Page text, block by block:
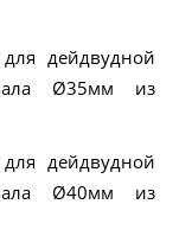
дейдвудной
Ø35мм из
дейдвудной
Ø40мм из